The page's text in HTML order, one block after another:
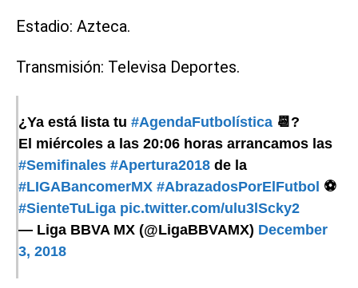
Estadio: Azteca.
Transmisión: Televisa Deportes.
¿Ya está lista tu #AgendaFutbolística 📆?
El miércoles a las 20:06 horas arrancamos las
#Semifinales #Apertura2018 de la
#LIGABancomerMX #AbrazadosPorElFutbol ⚽
#SienteTuLiga pic.twitter.com/ulu3lScky2
— Liga BBVA MX (@LigaBBVAMX) December
3, 2018